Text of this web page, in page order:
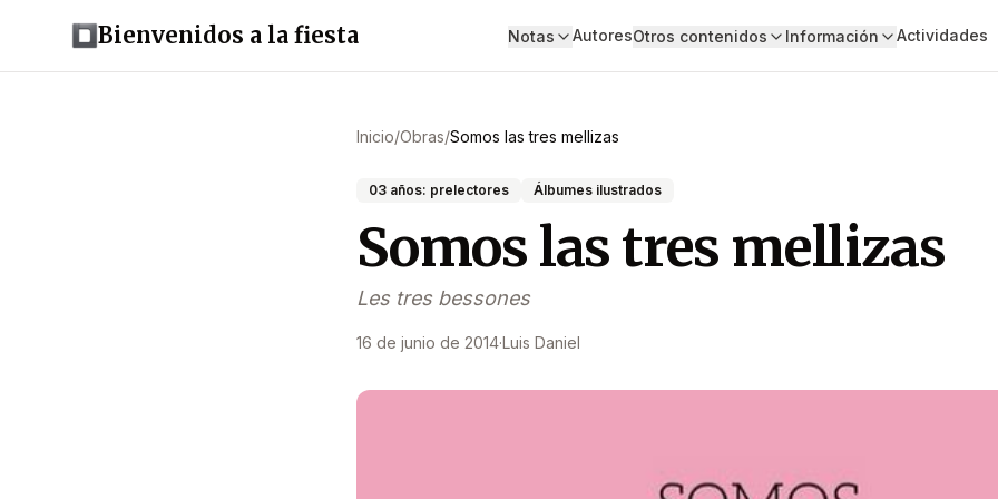
Bienvenidos a la fiesta Notas AutoresOtros contenidos Información Actividades
Inicio/Obras/Somos las tres mellizas
03 años: prelectores Álbumes ilustrados
Somos las tres mellizas
Les tres bessones
16 de junio de 2014·Luis Daniel